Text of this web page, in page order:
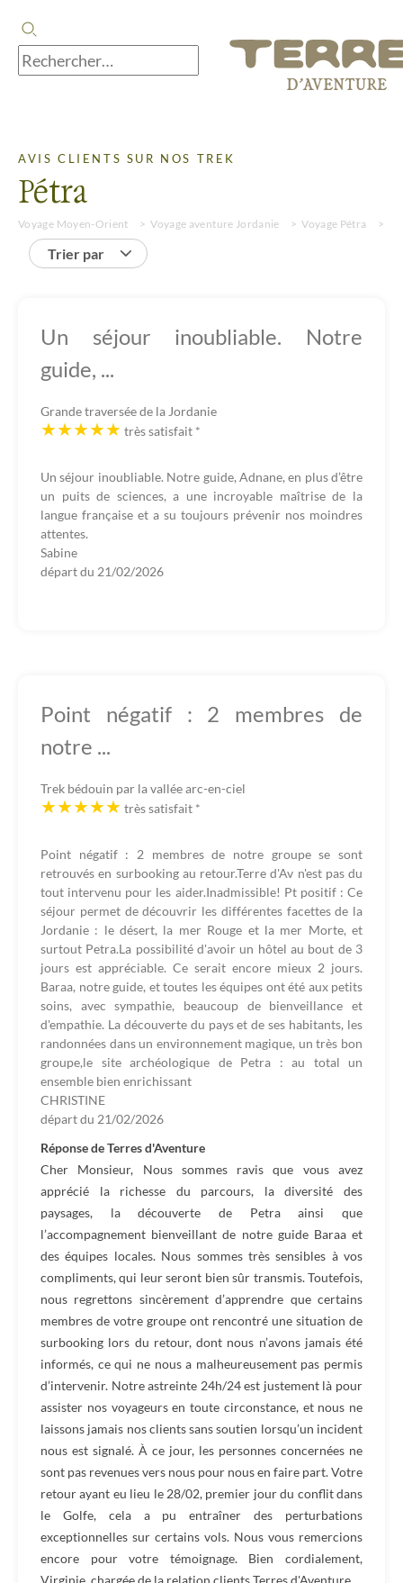
AVIS CLIENTS SUR NOS TREK
Pétra
Voyage Moyen-Orient Voyage aventure Jordanie Voyage Pétra
Trier par
Un séjour inoubliable. Notre
guide, ...
Grande traversée de la Jordanie
très satisfait *
Un séjour inoubliable. Notre guide, Adnane, en plus d’être
un puits de sciences, a une incroyable maîtrise de la
langue française et a su toujours prévenir nos moindres
attentes.
Sabine
départ du 21/02/2026
Point négatif : 2 membres de
notre ...
Trek bédouin par la vallée arc-en-ciel
très satisfait *
Point négatif : 2 membres de notre groupe se sont
retrouvés en surbooking au retour.Terre d'Av n'est pas du
tout intervenu pour les aider.Inadmissible! Pt positif : Ce
séjour permet de découvrir les différentes facettes de la
Jordanie : le désert, la mer Rouge et la mer Morte, et
surtout Petra.La possibilité d'avoir un hôtel au bout de 3
jours est appréciable. Ce serait encore mieux 2 jours.
Baraa, notre guide, et toutes les équipes ont été aux petits
soins, avec sympathie, beaucoup de bienveillance et
d'empathie. La découverte du pays et de ses habitants, les
randonnées dans un environnement magique, un très bon
groupe,le site archéologique de Petra : au total un
ensemble bien enrichissant
CHRISTINE
départ du 21/02/2026
Réponse de Terres d'Aventure
Cher Monsieur, Nous sommes ravis que vous avez
apprécié la richesse du parcours, la diversité des
paysages, la découverte de Petra ainsi que
l’accompagnement bienveillant de notre guide Baraa et
des équipes locales. Nous sommes très sensibles à vos
compliments, qui leur seront bien sûr transmis. Toutefois,
nous regrettons sincèrement d’apprendre que certains
membres de votre groupe ont rencontré une situation de
surbooking lors du retour, dont nous n’avons jamais été
informés, ce qui ne nous a malheureusement pas permis
d’intervenir. Notre astreinte 24h/24 est justement là pour
assister nos voyageurs en toute circonstance, et nous ne
laissons jamais nos clients sans soutien lorsqu’un incident
nous est signalé. À ce jour, les personnes concernées ne
sont pas revenues vers nous pour nous en faire part. Votre
retour ayant eu lieu le 28/02, premier jour du conflit dans
le Golfe, cela a pu entraîner des perturbations
exceptionnelles sur certains vols. Nous vous remercions
encore pour votre témoignage. Bien cordialement,
Virginie, chargée de la relation clients Terres d'Aventure.